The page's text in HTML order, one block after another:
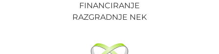
FINANCIRANJE
RAZGRADNJE NEK